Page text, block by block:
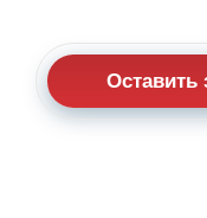
Оставить